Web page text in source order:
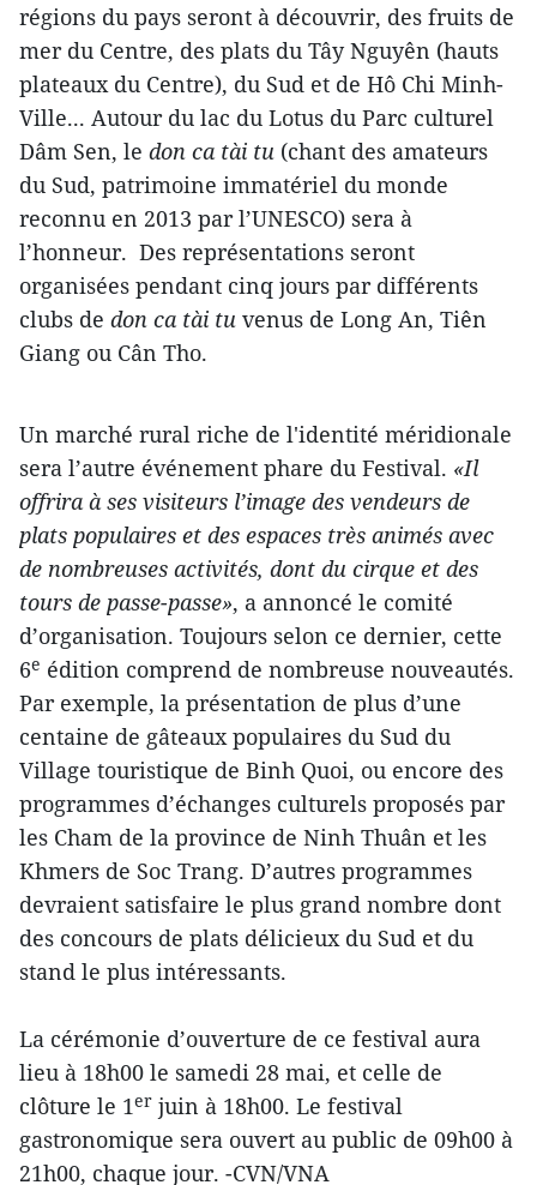
régions du pays seront à découvrir, des fruits de
mer du Centre, des plats du Tây Nguyên (hauts
plateaux du Centre), du Sud et de Hô Chi Minh-
Ville... Autour du lac du Lotus du Parc culturel
Dâm Sen, le don ca tài tu (chant des amateurs
du Sud, patrimoine immatériel du monde
reconnu en 2013 par l’UNESCO) sera à
l’honneur. Des représentations seront
organisées pendant cinq jours par différents
clubs de don ca tài tu venus de Long An, Tiên
Giang ou Cân Tho.
Un marché rural riche de l'identité méridionale
sera l’autre événement phare du Festival. «Il
offrira à ses visiteurs l’image des vendeurs de
plats populaires et des espaces très animés avec
de nombreuses activités, dont du cirque et des
tours de passe-passe», a annoncé le comité
d’organisation. Toujours selon ce dernier, cette
6e édition comprend de nombreuse nouveautés.
Par exemple, la présentation de plus d’une
centaine de gâteaux populaires du Sud du
Village touristique de Binh Quoi, ou encore des
programmes d’échanges culturels proposés par
les Cham de la province de Ninh Thuân et les
Khmers de Soc Trang. D’autres programmes
devraient satisfaire le plus grand nombre dont
des concours de plats délicieux du Sud et du
stand le plus intéressants.
La cérémonie d’ouverture de ce festival aura
lieu à 18h00 le samedi 28 mai, et celle de
clôture le 1er juin à 18h00. Le festival
gastronomique sera ouvert au public de 09h00 à
21h00, chaque jour. -CVN/VNA